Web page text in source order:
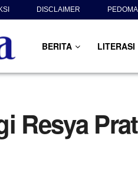
DISCLAIMER
BERITA LITERASI
Resya